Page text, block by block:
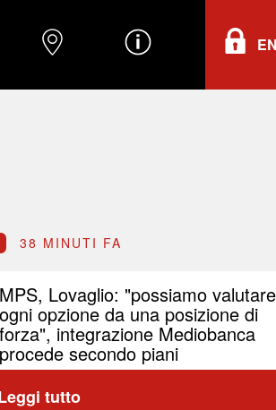
38 MINUTI FA
MPS, Lovaglio: "possiamo valutare
ogni opzione da una posizione di
forza", integrazione Mediobanca
procede secondo piani
tutto